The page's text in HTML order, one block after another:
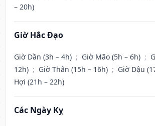
– 20h)
Giờ Hắc Đạo
Giờ Dần (3h – 4h) ; Giờ Mão (5h – 6h) ;
12h) ; Giờ Thân (15h – 16h) ; Giờ Dậu
Hợi (21h – 22h)
Các Ngày Kỵ